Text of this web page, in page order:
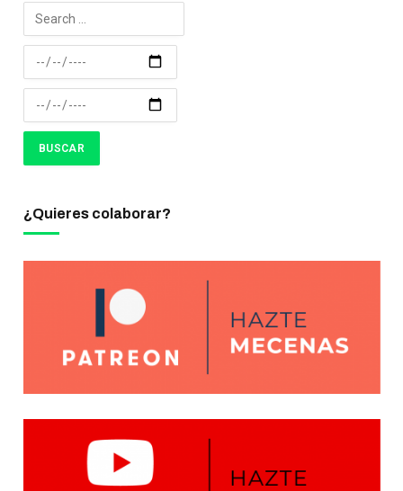
¿Quieres colaborar?